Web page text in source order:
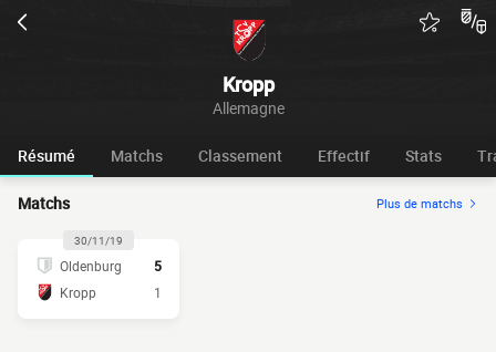
Kropp
Allemagne
Résumé Matchs Classement Effectif Stats
Matchs Plus de matchs
30/11/19
Oldenburg
5
Kropp
1